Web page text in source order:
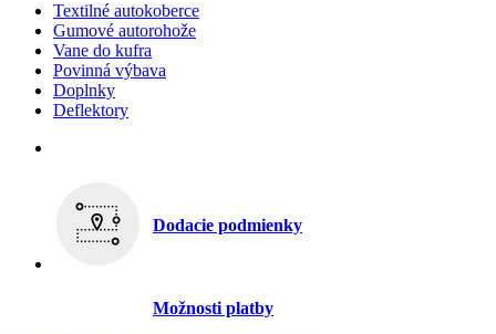
Textilné autokoberce
Gumové autorohože
Vane do kufra
Povinná výbava
Doplnky
Deflektory
Dodacie podmienky
Možnosti platby